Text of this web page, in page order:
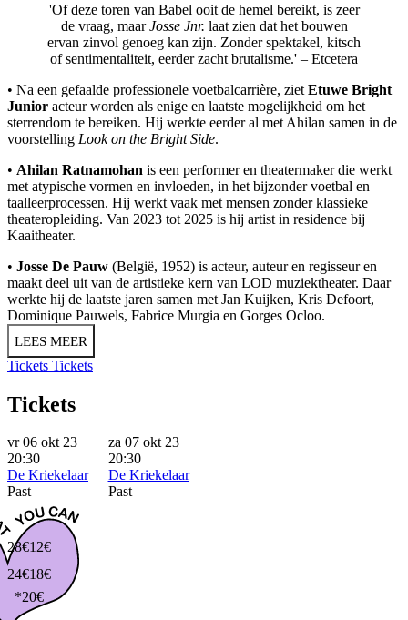
'Of deze toren van Babel ooit de hemel bereikt, is zeer
de vraag, maarJosse Jnr. laat zien dat het bouwen
ervan zinvol genoeg kan zijn. Zonder spektakel, kitsch
of sentimentaliteit, eerder zacht brutalisme.' – Etcetera
• Na een gefaalde professionele voetbalcarrière, ziet Etuwe Bright
Junior acteur worden als enige en laatste mogelijkheid om het
sterrendom te bereiken. Hij werkte eerder al met Ahilan samen in de
voorstelling Look on the Bright Side.
• Ahilan Ratnamohan is een performer en theatermaker die werkt
met atypische vormen en invloeden, in het bijzonder voetbal en
taalleerprocessen. Hij werkt vaak met mensen zonder klassieke
theateropleiding. Van 2023 tot 2025 is hij artist in residence bij
Kaaitheater.
• Josse De Pauw (België, 1952) is acteur, auteur en regisseur en
maakt deel uit van de artistieke kern van LOD muziektheater. Daar
werkte hij de laatste jaren samen met Jan Kuijken, Kris Defoort,
Dominique Pauwels, Fabrice Murgia en Gorges Ocloo.
LEES MEER
Tickets Tickets
Tickets
vr 06 okt 23
20:30
De Kriekelaar
Past
za 07 okt 23
20:30
De Kriekelaar
Past
28€
24€
*20€
18€
12€